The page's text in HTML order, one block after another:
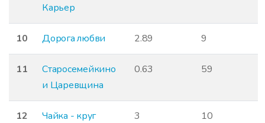
Карьер
10 Дорога любви 2.89 9
11
Старосемейкино
и Царевщина
0.63 59
12
Чайка - круг
3 10